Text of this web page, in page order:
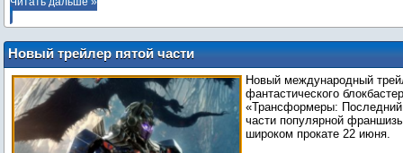
Новый трейлер пятой части
«Трансформеров» от Майкла Бэя
Новый международный
фантастического
«Трансформеры:
части популярной
широком прокате 22 июня.